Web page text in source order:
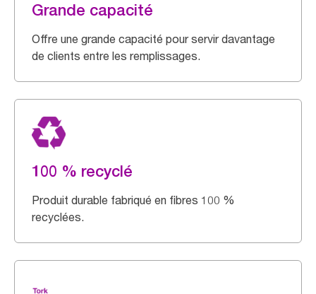
Grande capacité
Offre une grande capacité pour servir davantage
de clients entre les remplissages.
100 % recyclé
Produit durable fabriqué en fibres 100 %
recyclées.